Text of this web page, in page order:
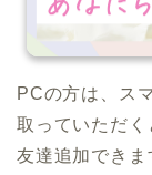
PCの方は、ス
取っていただ
友達追加できま